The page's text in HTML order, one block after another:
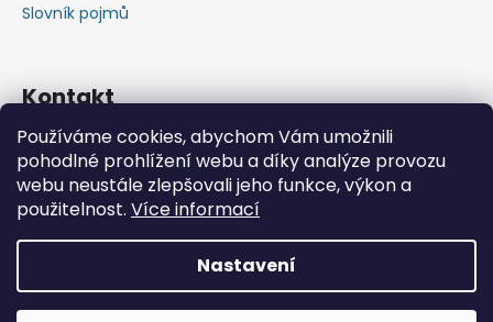
Používáme cookies, abychom Vám umožnili
pohodlné prohlížení webu a díky analýze provozu
webu neustále zlepšovali jeho funkce, výkon a
použitelnost. Více informací
Nastavení
📦 Minimální objednávka již od 600 Kč bez DPH • Rychlý
Slovník pojmů
Kontakt
+420603583759 ,+420734720049
https://www.facebook.com/profile.php?id=615793934
37445
https://www.youtube.com/@michalverner7685
Copyright 2026Zdravotnický Materiál - Velkoobchod